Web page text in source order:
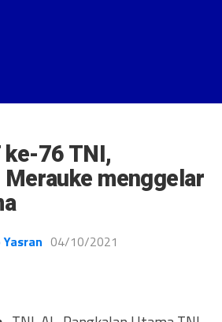
ke-76 TNI,
Merauke menggelar
04/10/2021